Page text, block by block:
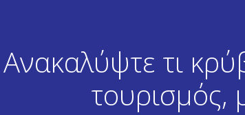
Ανακαλύψτε τι
τουρισμός,